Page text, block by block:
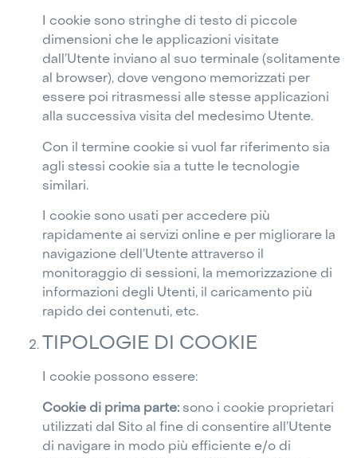
I cookie sono stringhe di testo di piccole
dimensioni che le applicazioni visitate
dall’Utente inviano al suo terminale (solitamente
al browser), dove vengono memorizzati per
essere poi ritrasmessi alle stesse applicazioni
alla successiva visita del medesimo Utente.
Con il termine cookie si vuol far riferimento sia
agli stessi cookie sia a tutte le tecnologie
similari.
I cookie sono usati per accedere più
rapidamente ai servizi online e per migliorare la
navigazione dell’Utente attraverso il
monitoraggio di sessioni, la memorizzazione di
informazioni degli Utenti, il caricamento più
rapido dei contenuti, etc.
TIPOLOGIE DI COOKIE
I cookie possono essere:
Cookie di prima parte: sono i cookie proprietari
utilizzati dal Sito al fine di consentire all’Utente
di navigare in modo più efficiente e/o di